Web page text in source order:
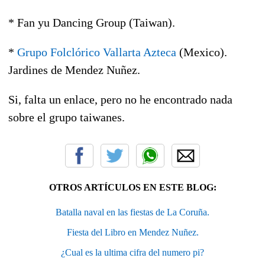
* Fan yu Dancing Group (Taiwan).
* Grupo Folclórico Vallarta Azteca (Mexico).
Jardines de Mendez Nuñez.
Si, falta un enlace, pero no he encontrado nada
sobre el grupo taiwanes.
OTROS ARTÍCULOS EN ESTE BLOG:
Batalla naval en las fiestas de La Coruña.
Fiesta del Libro en Mendez Nuñez.
¿Cual es la ultima cifra del numero pi?